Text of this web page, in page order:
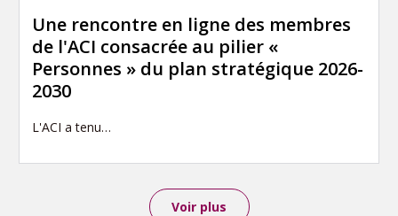
Une rencontre en ligne des membres
de l'ACI consacrée au pilier «
Personnes » du plan stratégique 2026-
2030
L'ACI a tenu…
Voir plus